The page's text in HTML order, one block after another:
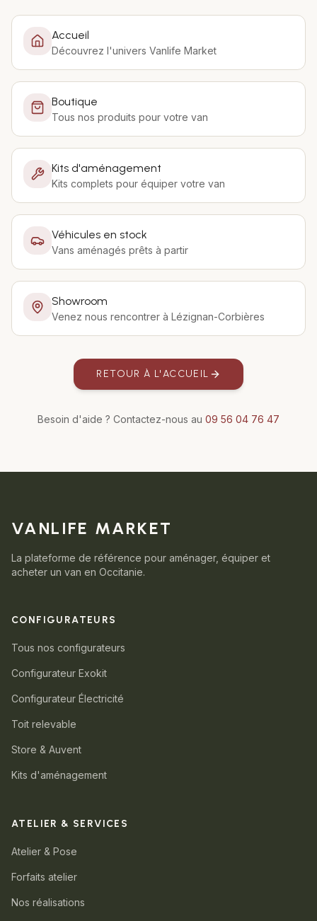
Accueil
Découvrez l'univers Vanlife Market
Boutique
Tous nos produits pour votre van
Kits d'aménagement
Kits complets pour équiper votre van
Véhicules en stock
Vans aménagés prêts à partir
Showroom
Venez nous rencontrer à Lézignan-Corbières
RETOUR À L'ACCUEIL
Besoin d'aide ? Contactez-nous au 09 56 04 76 47
VANLIFE MARKET
La plateforme de référence pour aménager, équiper et
acheter un van en Occitanie.
CONFIGURATEURS
Tous nos configurateurs
Configurateur Exokit
Configurateur Électricité
Toit relevable
Store & Auvent
Kits d'aménagement
ATELIER & SERVICES
Atelier & Pose
Forfaits atelier
Nos réalisations